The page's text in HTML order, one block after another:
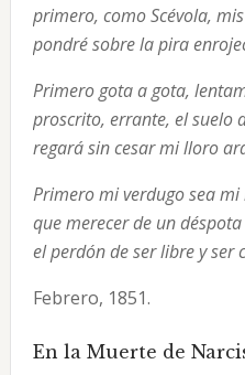
primero, como Scévola,
pondré sobre la pira
Primero gota a gota,
proscrito, errante, el suelo
regará sin cesar mi lloro
Primero mi verdugo sea mi
que merecer de un
el perdón de ser libre y ser
Febrero, 1851.
En la Muerte de